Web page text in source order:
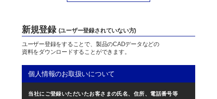
新規登録 (ユーザー登録されていない方)
ユーザー登録をすることで、製品のCADデータなどの
資料をダウンロードすることができます。
個人情報のお取扱いについて
当社にご登録いただいたお客さまの氏名、住所、電話番号等